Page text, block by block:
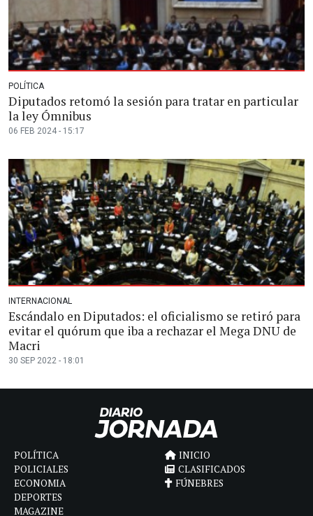
POLÍTICA
Diputados retomó la sesión para tratar en particular
la ley Ómnibus
06 FEB 2024 - 15:17
INTERNACIONAL
Escándalo en Diputados: el oficialismo se retiró para
evitar el quórum que iba a rechazar el Mega DNU de
Macri
30 SEP 2022 - 18:01
POLÍTICA
POLICIALES
ECONOMIA
DEPORTES
MAGAZINE
INICIO
CLASIFICADOS
FÚNEBRES